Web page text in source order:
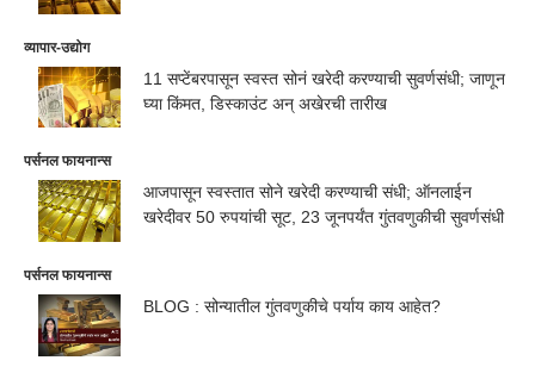
व्यापार-उद्योग
11 सप्टेंबरपासून स्वस्त सोनं खरेदी करण्याची सुवर्णसंधी; जाणून
घ्या किंमत, डिस्काउंट अन् अखेरची तारीख
पर्सनल फायनान्स
आजपासून स्वस्तात सोने खरेदी करण्याची संधी; ऑनलाईन
खरेदीवर 50 रुपयांची सूट, 23 जूनपर्यंत गुंतवणुकीची सुवर्णसंधी
पर्सनल फायनान्स
BLOG : सोन्यातील गुंतवणुकीचे पर्याय काय आहेत?